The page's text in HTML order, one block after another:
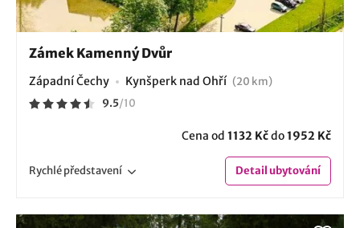
Zámek Kamenný Dvůr
Západní Čechy Kynšperk nad Ohří (20 km)
9.5/10
Cena od 1132 Kčdo1952 Kč
Rychlépředstavení Detailubytování